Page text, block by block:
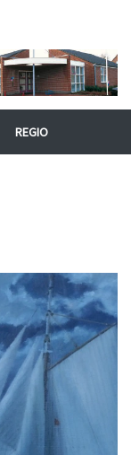
REGIO